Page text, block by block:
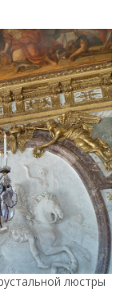
люстры